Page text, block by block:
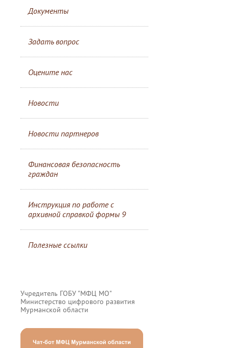
Документы
Задать вопрос
Оцените нас
Новости
Новости партнеров
Финансовая безопасность
граждан
Инструкция по работе с
архивной справкой формы 9
Полезные ссылки
Учредитель ГОБУ "МФЦ МО"
Министерство цифрового развития
Мурманской области